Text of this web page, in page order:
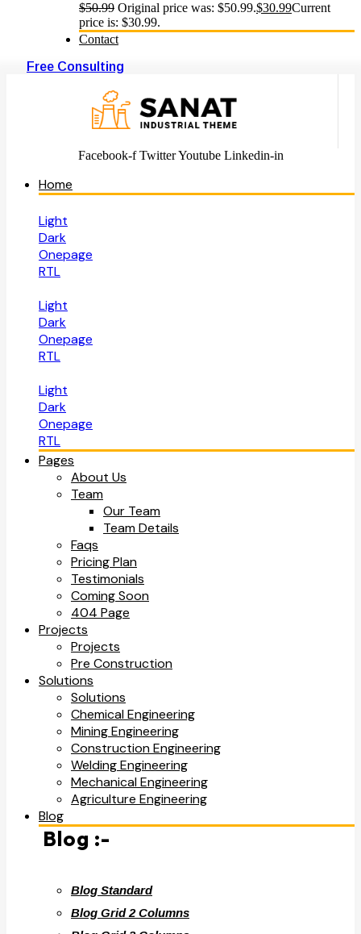
$50.99 Original price was: $50.99.$30.99Current
price is: $30.99.
Contact
Free Consulting
Facebook-f Twitter Youtube Linkedin-in
Home
Light
Dark
Onepage
RTL
Light
Dark
Onepage
RTL
Light
Dark
Onepage
RTL
Pages
About Us
Team
Our Team
Team Details
Faqs
Pricing Plan
Testimonials
Coming Soon
404 Page
Projects
Projects
Pre Construction
Solutions
Solutions
Chemical Engineering
Mining Engineering
Construction Engineering
Welding Engineering
Mechanical Engineering
Agriculture Engineering
Blog
Blog :-
Blog Standard
Blog Grid 2 Columns